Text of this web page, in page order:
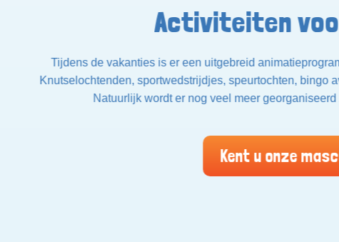
Activiteiten
Tijdens de vakanties is er een uitgebreid
Knutselochtenden, sportwedstrijdjes, speurtochten, bingo
Natuurlijk wordt er nog veel meer
Kent u onze